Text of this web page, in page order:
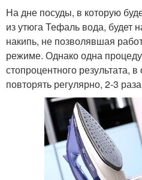
На дне посуды, в которую
из утюга Тефаль вода, будет
накипь, не позволявшая
режиме. Однако одна
стопроцентного результата,
повторять регулярно, 2-3